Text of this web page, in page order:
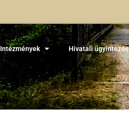
Intézmények Hivatali ügyintézés